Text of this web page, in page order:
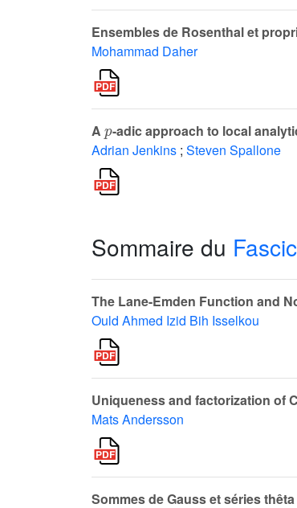
Ensembles de Rosenthal et
Mohammad Daher
A
-adic approach to local
Adrian Jenkins ; Steven Spallone
Sommaire du
The Lane-Emden Function and
Ould Ahmed Izid Bih Isselkou
Uniqueness and factorization of
Mats Andersson
Sommes de Gauss et séries thêta